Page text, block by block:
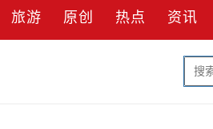
旅游 原创 热点 资讯